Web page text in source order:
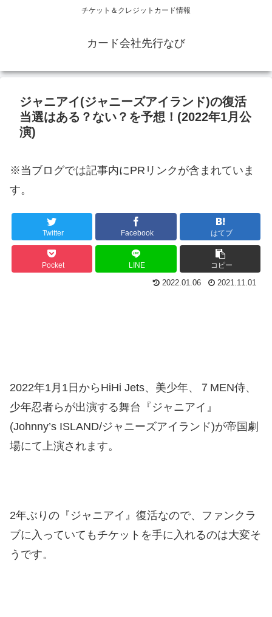
チケット＆クレジットカード情報
カード会社先行なび
ジャニアイ(ジャニーズアイランド)の復活
当選はある？ない？を予想！(2022年1月公
演)
※当ブログでは記事内にPRリンクが含まれていま
す。
Twitter Facebook はてブ
Pocket LINE コピー
2022.01.06 2021.11.01
2022年1月1日からHiHi Jets、美少年、７MEN侍、
少年忍者らが出演する舞台『ジャニアイ』
(Johnny’s ISLAND/ジャニーズアイランド)が帝国劇
場にて上演されます。
2年ぶりの『ジャニアイ』復活なので、ファンクラ
ブに入っていてもチケットを手に入れるのは大変そ
うです。